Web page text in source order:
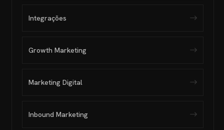
Integrações
Growth Marketing
Marketing Digital
Inbound Marketing